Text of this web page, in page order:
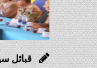
قبائل